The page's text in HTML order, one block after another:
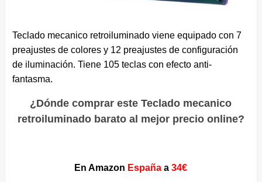
Teclado mecanico retroiluminado viene equipado con 7
preajustes de colores y 12 preajustes de configuración
de iluminación. Tiene 105 teclas con efecto anti-
fantasma.
¿Dónde comprar este Teclado mecanico
retroiluminado barato al mejor precio online?
En Amazon España a34€